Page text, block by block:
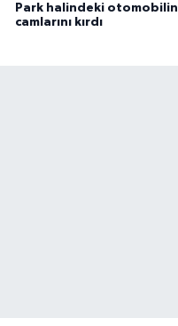
Park halindeki otomobilin
camlarını kırdı